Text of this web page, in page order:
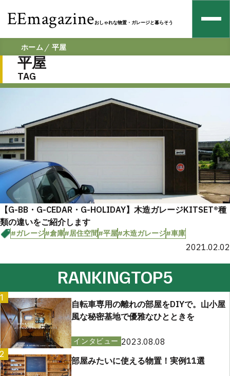
EEmagazineおしゃれな物置・ガレージと暮らそう
ホーム 平屋
平屋
TAG
【G-BB・G-CEDAR・G-HOLIDAY】木造ガレージKITSET®種
類の違いをご紹介します
#ガレージ#倉庫#居住空間#平屋#木造ガレージ#車庫
2021.02.02
RANKINGTOP5
1
自転車専用の離れの部屋をDIYで。山小屋
風な秘密基地で優雅なひとときを
インタビュー 2023.08.08
2
部屋みたいに使える物置！実例11選